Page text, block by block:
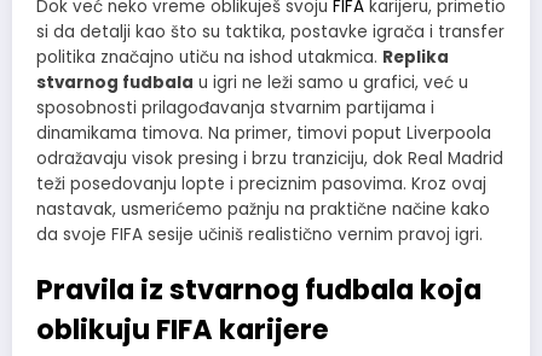
Dok već neko vreme oblikuješ svoju FIFA karijeru, primetio
si da detalji kao što su taktika, postavke igrača i transfer
politika značajno utiču na ishod utakmica. Replika
stvarnog fudbala u igri ne leži samo u grafici, već u
sposobnosti prilagođavanja stvarnim partijama i
dinamikama timova. Na primer, timovi poput Liverpoola
odražavaju visok presing i brzu tranziciju, dok Real Madrid
teži posedovanju lopte i preciznim pasovima. Kroz ovaj
nastavak, usmerićemo pažnju na praktične načine kako
da svoje FIFA sesije učiniš realistično vernim pravoj igri.
Pravila iz stvarnog fudbala koja
oblikuju FIFA karijere